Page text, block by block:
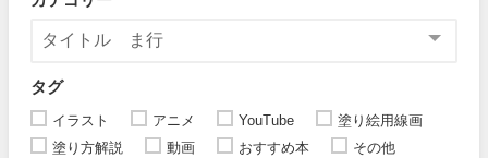
タグ
イラスト アニメ YouTube
塗り絵用線画
塗り方解説
動画 おすすめ本
その他